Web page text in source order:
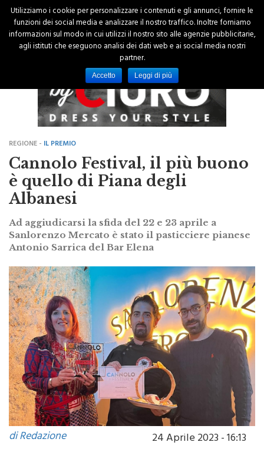
REGIONE - IL PREMIO
Cannolo Festival, il più buono
è quello di Piana degli
Albanesi
Ad aggiudicarsi la sfida del 22 e 23 aprile a
Sanlorenzo Mercato è stato il pasticciere pianese
Antonio Sarrica del Bar Elena
di Redazione
24 Aprile 2023 - 16:13
Utilizziamo i cookie per personalizzare i contenuti e gli annunci, fornire le
funzioni dei social media e analizzare il nostro traffico. Inoltre forniamo
informazioni sul modo in cui utilizzi il nostro sito alle agenzie pubblicitarie,
agli istituti che eseguono analisi dei dati web e ai social media nostri
partner.
Accetto Leggi di più